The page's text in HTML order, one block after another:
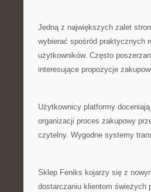
Jedną z największych zalet
wybierać spośród praktycznych
użytkowników. Często
interesujące propozycje
Użytkownicy platformy
organizacji proces zakupowy
czytelny. Wygodne systemy
Sklep Feniks kojarzy się z
dostarczaniu klientom świeżych